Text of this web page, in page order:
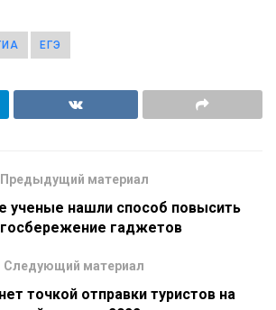
ЕГЭ
Предыдущий материал
ученые нашли способ повысить
гаджетов
Следующий материал
точкой отправки туристов на